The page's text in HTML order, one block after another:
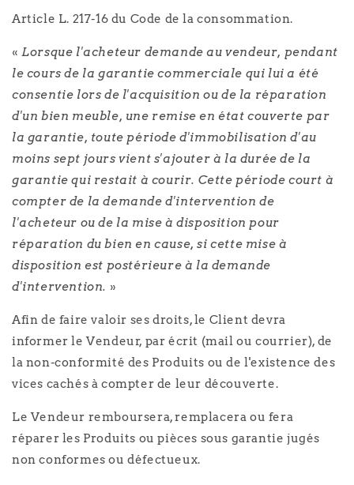
Article L. 217-16 du Code de la consommation.
«Lorsque l'acheteur demande au vendeur, pendant
le cours de la garantie commerciale qui lui a été
consentie lors de l'acquisition ou de la réparation
d'un bien meuble, une remise en état couverte par
la garantie, toute période d'immobilisation d'au
moins sept jours vient s'ajouter à la durée de la
garantie qui restait à courir. Cette période court à
compter de la demande d'intervention de
l'acheteur ou de la mise à disposition pour
réparation du bien en cause, si cette mise à
disposition est postérieure à la demande
d'intervention. »
Afin de faire valoir ses droits, le Client devra
informer le Vendeur, par écrit (mail ou courrier), de
la non-conformité des Produits ou de l'existence des
vices cachés à compter de leur découverte.
Le Vendeur remboursera, remplacera ou fera
réparer les Produits ou pièces sous garantie jugés
non conformes ou défectueux.